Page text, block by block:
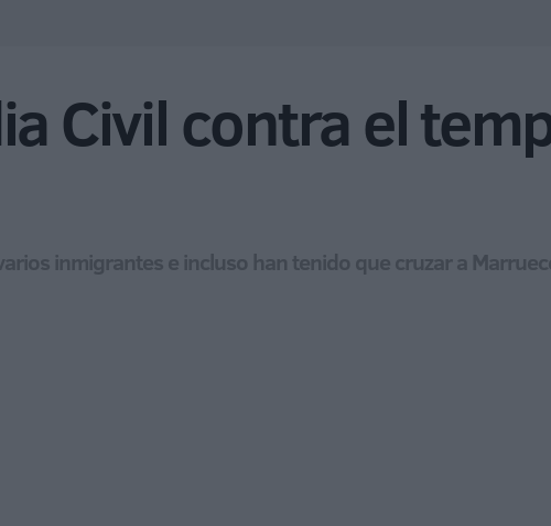
Civil contra el
inmigrantes e incluso han tenido que cruzar a